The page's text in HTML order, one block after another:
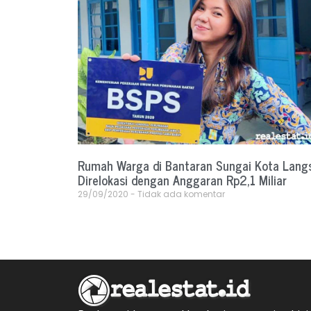
Rumah Warga di Bantaran Sungai Kota
Direlokasi dengan Anggaran Rp2,1 Miliar
29/09/2020 Tidak ada komentar